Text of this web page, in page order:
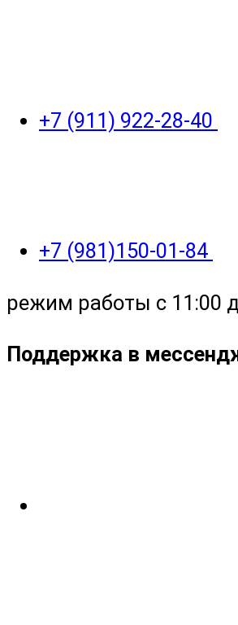
+7 (911) 922-28-40
+7 (981)150-01-84
режим работы с
Поддержка в